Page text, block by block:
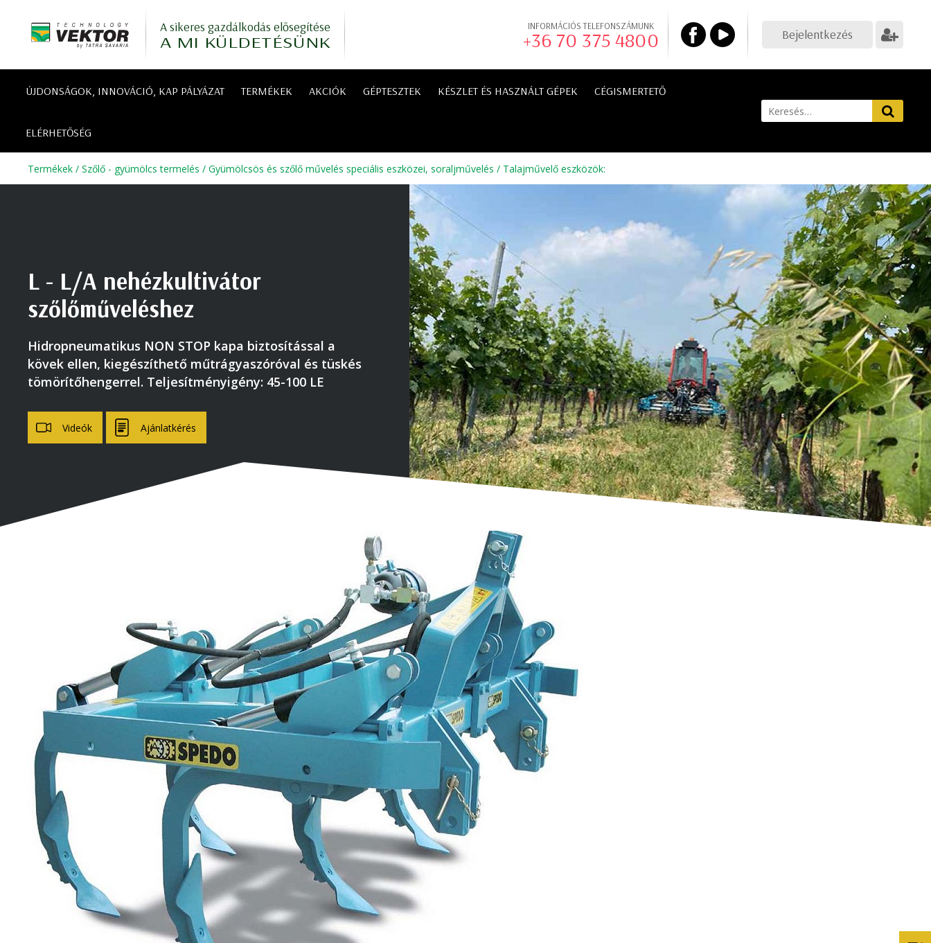
A sikeres gazdálkodás elősegítése
A MI KÜLDETÉSÜNK
INFORMÁCIÓS TELEFONSZÁMUNK
+36 70 375 4800 Bejelentkezés
ÚJDONSÁGOK, INNOVÁCIÓ, KAP PÁLYÁZAT TERMÉKEK AKCIÓK GÉPTESZTEK KÉSZLET ÉS HASZNÁLT GÉPEK CÉGISMERTETŐ
ELÉRHETŐSÉG
Termékek / Szőlő - gyümölcs termelés / Gyümölcsös és szőlő művelés speciális eszközei, soraljművelés / Talajművelő eszközök:
L - L/A nehézkultivátor
szőlőműveléshez
Hidropneumatikus NON STOP kapa biztosítással a
kövek ellen, kiegészíthető műtrágyaszóróval és tüskés
tömörítőhengerrel. Teljesítményigény: 45-100 LE
Videók Ajánlatkérés